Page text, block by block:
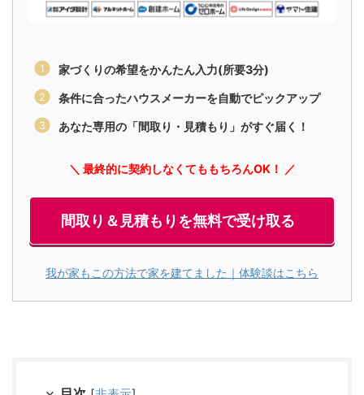
家づくりの希望をかんたん入力(所要3分)
条件に合ったハウスメーカーを自動でピックアップ
あなた専用の「間取り・見積もり」がすぐ届く！
＼ 最終的に契約しなくてももちろんOK！ ／
間取り＆見積もりを無料で受け取る
我が家もこの方法で家を建てました｜体験談はこちら